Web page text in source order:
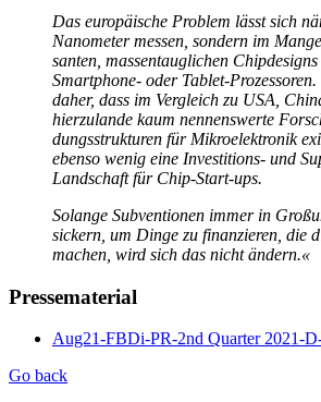
Das europäische Problem lässt sich
Nanometer messen, son­dern im
santen, massentauglichen
Smartphone- oder Tablet-
daher, dass im Vergleich zu USA,
hierzulande kaum nen­nens­wert­e
dungs­struk­tu­ren für Mikroelektronik
ebenso wenig eine In­ves­ti­tions- und
Landschaft für Chip-Start-ups.
Solange Sub­ven­tio­nen immer in
sickern, um Dinge zu finanzieren, die
ma­chen, wird sich das nicht ändern.«
Pressematerial
Aug21-FBDi-PR-2nd Quarter 2021-
Go back